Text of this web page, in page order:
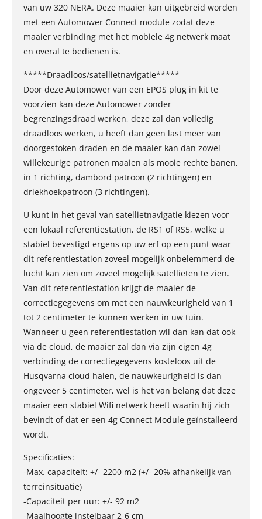
van uw 320 NERA. Deze maaier kan uitgebreid worden
met een Automower Connect module zodat deze
maaier verbinding met het mobiele 4g netwerk maat
en overal te bedienen is.
*****Draadloos/satellietnavigatie*****
Door deze Automower van een EPOS plug in kit te
voorzien kan deze Automower zonder
begrenzingsdraad werken, deze zal dan volledig
draadloos werken, u heeft dan geen last meer van
doorgestoken draden en de maaier kan dan zowel
willekeurige patronen maaien als mooie rechte banen,
in 1 richting, dambord patroon (2 richtingen) en
driekhoekpatroon (3 richtingen).
U kunt in het geval van satellietnavigatie kiezen voor
een lokaal referentiestation, de RS1 of RS5, welke u
stabiel bevestigd ergens op uw erf op een punt waar
dit referentiestation zoveel mogelijk onbelemmerd de
lucht kan zien om zoveel mogelijk satellieten te zien.
Van dit referentiestation krijgt de maaier de
correctiegegevens om met een nauwkeurigheid van 1
tot 2 centimeter te kunnen werken in uw tuin.
Wanneer u geen referentiestation wil dan kan dat ook
via de cloud, de maaier zal dan via zijn eigen 4g
verbinding de correctiegegevens kosteloos uit de
Husqvarna cloud halen, de nauwkeurigheid is dan
ongeveer 5 centimeter, wel is het van belang dat deze
maaier een stabiel Wifi netwerk heeft waarin hij zich
bevindt of dat er een 4g Connect Module geïnstalleerd
wordt.
Specificaties:
-Max. capaciteit: +/- 2200 m2 (+/- 20% afhankelijk van
terreinsituatie)
-Capaciteit per uur: +/- 92 m2
-Maaihoogte instelbaar 2-6 cm